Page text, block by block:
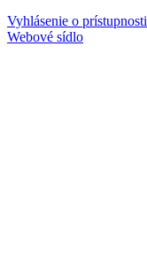
Vyhlásenie o prístupnosti
Webové sídlo